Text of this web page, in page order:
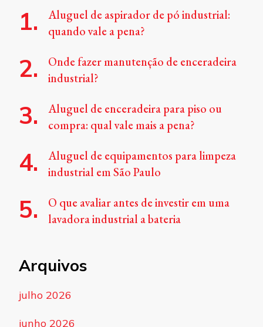
Aluguel de aspirador de pó industrial:
quando vale a pena?
Onde fazer manutenção de enceradeira
industrial?
Aluguel de enceradeira para piso ou
compra: qual vale mais a pena?
Aluguel de equipamentos para limpeza
industrial em São Paulo
O que avaliar antes de investir em uma
lavadora industrial a bateria
Arquivos
julho 2026
junho 2026